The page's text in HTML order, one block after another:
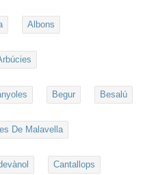
Albons
Begur Besalú
De Malavella
Cantallops